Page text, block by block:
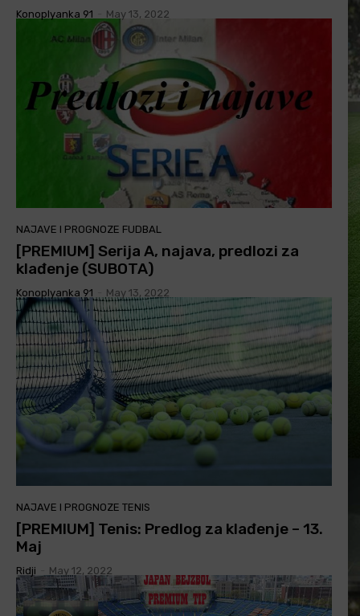
Konoplyanka 91 May 13, 2022
NAJAVE I PROGNOZE FUDBAL
[PREMIUM] Serija A, najava, predlozi za
klađenje (SUBOTA)
Konoplyanka 91 May 13, 2022
NAJAVE I PROGNOZE TENIS
[PREMIUM] Tenis: Predlog za klađenje – 13.
Maj
Ridji May 12, 2022